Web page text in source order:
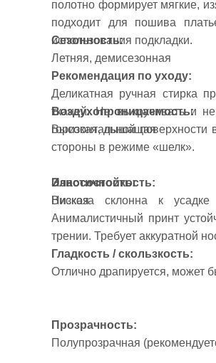
полотно формирует мягкие,
подходит для пошива
использования подкладки.
Рекомендация по уходу:
Деликатная ручная стирка
тканей. Не выкручивать и
горизонтальной
стороны в режиме «шелк».
Износостойкость:
Вискоза склонна к
Анималистичный принт
трении. Требует аккуратной
Сезонность:
Летняя, демисезонная
Воздухопроницаемость:
Высокая, дышащая
Эластичность:
Низкая
Гладкость / скользкость:
Отлично драпируется, может
Прозрачность:
Полупрозрачная